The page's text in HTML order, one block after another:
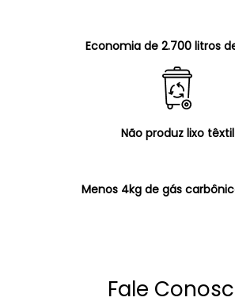
Economia de 2.700 litros
Não produz lixo têxtil
Menos 4kg de gás
Fale